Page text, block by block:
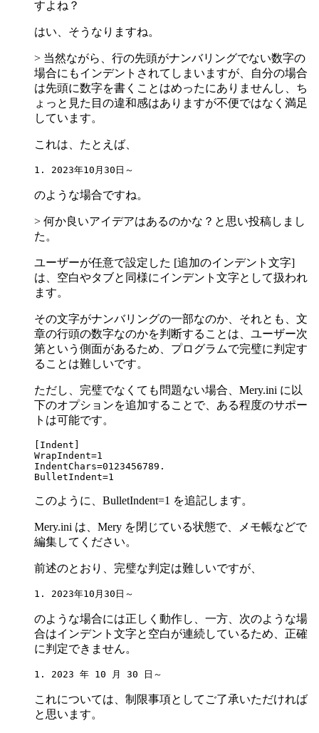
すよね？
はい、そうなりますね。
> 当然ながら、行の先頭がナンバリングでない数字の
場合にもインデントされてしまいますが、自分の場合
は先頭に数字を書くことはめったにありませんし、ち
ょっと見た目の違和感はありますが不便ではなく満足
しています。
これは、たとえば、
1. 2023年10月30日～
のような場合ですね。
> 何か良いアイデアはあるのかな？と思い投稿しまし
た。
ユーザーが任意で設定した [追加のインデント文字]
は、空白やタブと同様にインデント文字として扱われ
ます。
その文字がナンバリングの一部なのか、それとも、文
章の行頭の数字なのかを判断することは、ユーザー次
第という側面があるため、プログラムで完璧に判定す
ることは難しいです。
ただし、完璧でなくても問題ない場合、Mery.ini に以
下のオプションを追加することで、ある程度のサポー
トは可能です。
[Indent]
WrapIndent=1
IndentChars=0123456789.
BulletIndent=1
このように、BulletIndent=1 を追記します。
Mery.ini は、Mery を閉じている状態で、メモ帳などで
編集してください。
前述のとおり、完璧な判定は難しいですが、
1. 2023年10月30日～
のような場合には正しく動作し、一方、次のような場
合はインデント文字と空白が連続しているため、正確
に判定できません。
1. 2023 年 10 月 30 日～
これについては、制限事項としてご了承いただければ
と思います。